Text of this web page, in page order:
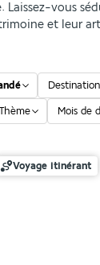
Laissez-vous
et leur
Destination
Thème Mois de
Voyage itinérant